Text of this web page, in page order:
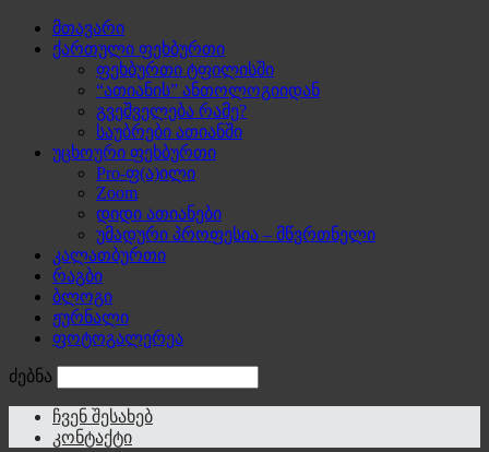
მთავარი
ქართული ფეხბურთი
ფეხბურთი ტფილისში
“ათიანის” ანთოლოგიიდან
გვეშველება რამე?
საუბრები ათიანში
უცხოური ფეხბურთი
Pro-ფ(ა)ილი
Zoom
დიდი ათიანები
უმადური პროფესია – მწვრთნელი
კალათბურთი
რაგბი
ბლოგი
ჟურნალი
ფოტოგალერეა
ძებნა
ჩვენ შესახებ
კონტაქტი